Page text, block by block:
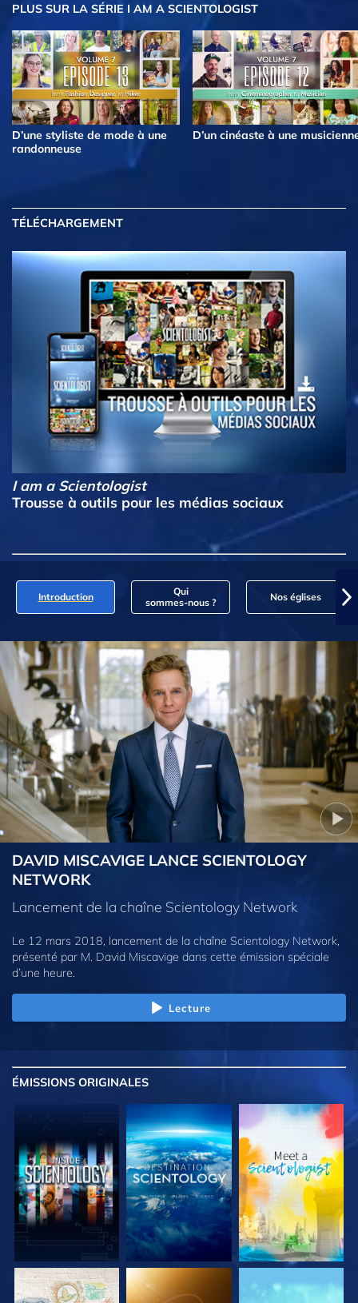
PLUS SUR LA SÉRIE I AM A SCIENTOLOGIST
D’une styliste de mode à une
randonneuse
D’un cinéaste à une
TÉLÉCHARGEMENT
I am a Scientologist
Trousse à outils pour les médias sociaux
Introduction
Qui
sommes‑nous ?
Nos églises
DAVID MISCAVIGE LANCE SCIENTOLOGY
NETWORK
Lancement de la chaîne Scientology Network
Le 12 mars 2018, lancement de la chaîne Scientology Network,
présenté par M. David Miscavige dans cette émission spéciale
d’une heure.
Lecture
ÉMISSIONS ORIGINALES